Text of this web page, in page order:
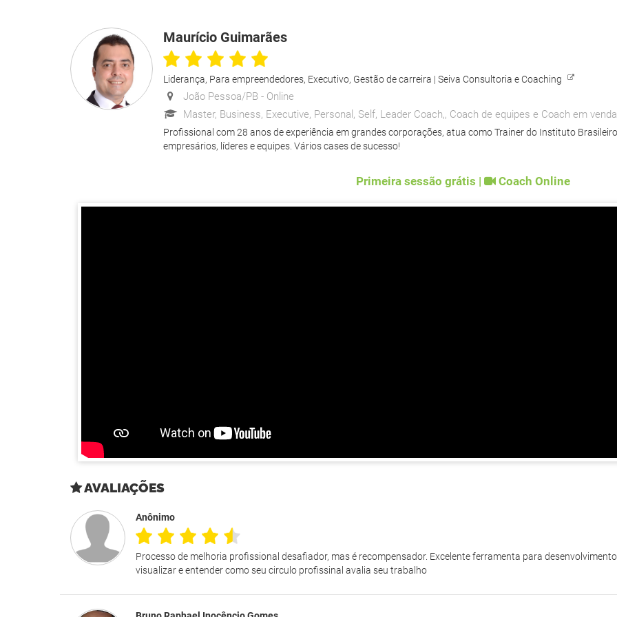
Maurício Guimarães
Liderança, Para empreendedores, Executivo, Gestão de carreira | Seiva Consultoria e Coaching
João Pessoa/PB - Online
Master, Business, Executive, Personal, Self, Leader Coach,, Coach de equipes e Coach em
Profissional com 28 anos de experiência em grandes corporações, atua como Trainer do Instituto
empresários, líderes e equipes. Vários cases de sucesso!
Primeira sessão grátis | Coach Online
AVALIAÇÕES
Anônimo
Processo de melhoria profissional desafiador, mas é recompensador. Excelente ferramenta para
visualizar e entender como seu circulo profissinal avalia seu trabalho